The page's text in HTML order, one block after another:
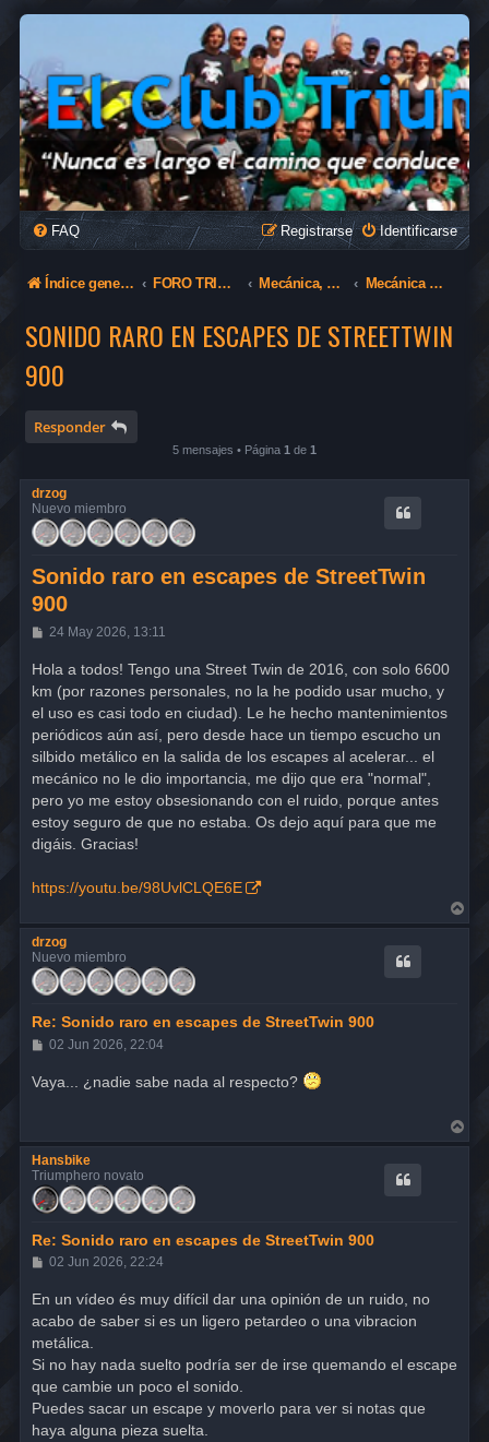
FAQ Identificarse
Registrarse
Índice general FORO TRIUMPH Mecánica, complementos y recambios Mecánica General
SONIDO RARO EN ESCAPES DE STREETTWIN
900
Responder
5 mensajes • Página 1 de 1
drzog
Nuevo miembro
Sonido raro en escapes de StreetTwin
900
M
s
a
e
24 May 2026, 13:11
Hola a todos! Tengo una Street Twin de 2016, con solo 6600
km (por razones personales, no la he podido usar mucho, y
el uso es casi todo en ciudad). Le he hecho mantenimientos
periódicos aún así, pero desde hace un tiempo escucho un
silbido metálico en la salida de los escapes al acelerar... el
mecánico no le dio importancia, me dijo que era "normal",
pero yo me estoy obsesionando con el ruido, porque antes
estoy seguro de que no estaba. Os dejo aquí para que me
digáis. Gracias!
https://youtu.be/98UvlCLQE6E
r
drzog
Nuevo miembro
Re: Sonido raro en escapes de StreetTwin 900
M
s
02 Jun 2026, 22:04
Vaya... ¿nadie sabe nada al respecto?
r
Hansbike
Triumphero novato
Re: Sonido raro en escapes de StreetTwin 900
M
s
a
j
e
02 Jun 2026, 22:24
En un vídeo és muy difícil dar una opinión de un ruido, no
acabo de saber si es un ligero petardeo o una vibracion
metálica.
Si no hay nada suelto podría ser de irse quemando el escape
que cambie un poco el sonido.
Puedes sacar un escape y moverlo para ver si notas que
haya alguna pieza suelta.